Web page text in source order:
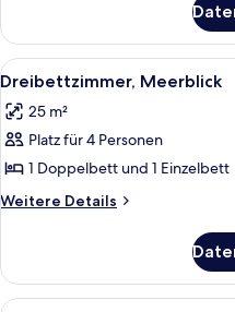
Meerblick
Alle
Fotos
für
Dreibettzimmer,
Meerblick
anzeigen
4
Dreibettzimmer, Meerblick
25 m²
Platz für 4 Personen
1 Doppelbett und 1 Einzelbett
Weitere Details
Weitere
Meerblick